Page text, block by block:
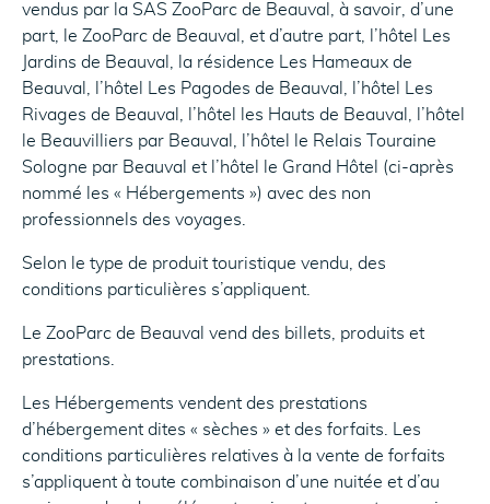
vendus par la SAS ZooParc de Beauval, à savoir, d’une
part, le ZooParc de Beauval, et d’autre part, l’hôtel Les
Jardins de Beauval, la résidence Les Hameaux de
Beauval, l’hôtel Les Pagodes de Beauval, l’hôtel Les
Rivages de Beauval, l’hôtel les Hauts de Beauval, l’hôtel
le Beauvilliers par Beauval, l’hôtel le Relais Touraine
Sologne par Beauval et l’hôtel le Grand Hôtel (ci-après
nommé les « Hébergements ») avec des non
professionnels des voyages.
Selon le type de produit touristique vendu, des
conditions particulières s’appliquent.
Le ZooParc de Beauval vend des billets, produits et
prestations.
Les Hébergements vendent des prestations
d’hébergement dites « sèches » et des forfaits. Les
conditions particulières relatives à la vente de forfaits
s’appliquent à toute combinaison d’une nuitée et d’au